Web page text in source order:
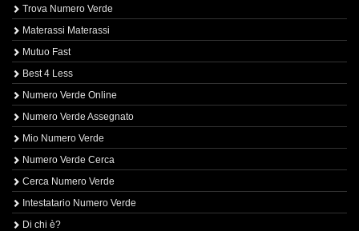
Trova Numero Verde
Materassi Materassi
Mutuo Fast
Best 4 Less
Numero Verde Online
Numero Verde Assegnato
Mio Numero Verde
Numero Verde Cerca
Cerca Numero Verde
Intestatario Numero Verde
Di chi è?